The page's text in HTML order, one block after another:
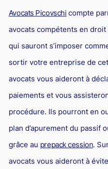
Avocats Picovschi compte
avocats compétents en
qui sauront s’imposer
sortir votre entreprise de
avocats vous aideront à
paiements et vous
procédure. Ils pourront en
plan d’apurement du passif
grâce au prepack cession.
avocats vous aideront à